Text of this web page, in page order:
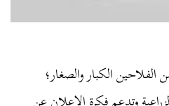
الكبار والصغار؛